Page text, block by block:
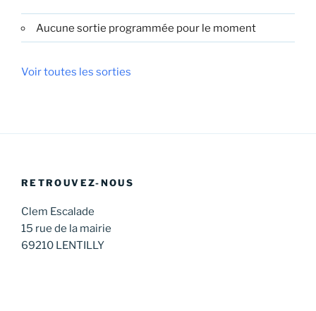
Aucune sortie programmée pour le moment
Voir toutes les sorties
RETROUVEZ-NOUS
Clem Escalade
15 rue de la mairie
69210 LENTILLY